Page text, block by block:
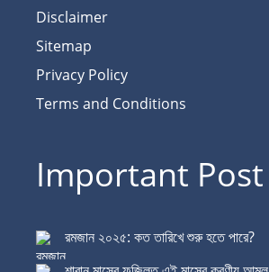
Disclaimer
Sitemap
Privacy Policy
Terms and Conditions
Important Post
রমজান ২০২৫: কত তারিখে শুরু হতে পারে?